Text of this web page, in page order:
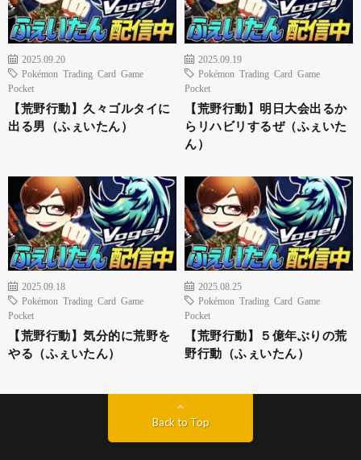
2025.09.20
Pokémon Trading Card Game
Pocket
【荒野行動】久々ゴルタイに
出る男（ふぇいたん）
2025.09.19
Pokémon Trading Card Game
Pocket
【荒野行動】明日大会出るか
らリハビリするぜ（ふぇいた
ん）
2025.09.18
Pokémon Trading Card Game
Pocket
【荒野行動】気分的に荒野を
やる（ふぇいたん）
2025.08.25
Pokémon Trading Card Game
Pocket
【荒野行動】５億年ぶりの荒
野行動（ふぇいたん）
Back to Top